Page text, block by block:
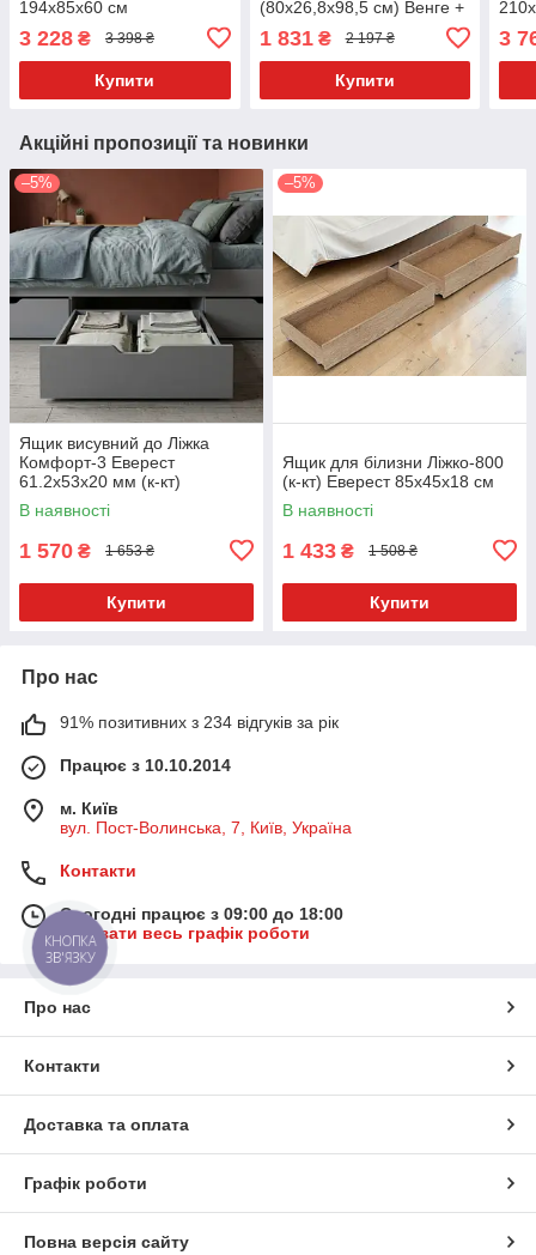
194x85x60 см
3 228 ₴ 3 398 ₴
Купити
(80х26,8х98,5 см) Венге +
1 831₴ 2 197 ₴
Купити
3
Акційні пропозиції та новинки
–5%
Ящик висувний до Ліжка
Комфорт-3 Еверест
61.2х53х20 мм (к-кт)
В наявності
1 570 ₴ 1 653 ₴
Купити
–5%
Ящик для білизни Ліжко-800
(к-кт) Еверест 85х45х18 см
В наявності
1 433 ₴ 1 508 ₴
Купити
Про нас
91% позитивних з 234 відгуків за рік
Працює з 10.10.2014
м. Київ
вул. Пост-Волинська, 7, Київ, Україна
Контакти
Сьогодні працює з 09:00 до 18:00
Показати весь графік роботи
Про нас
Контакти
Доставка та оплата
Графік роботи
Повна версія сайту
КНОПКА
ЗВ'ЯЗКУ